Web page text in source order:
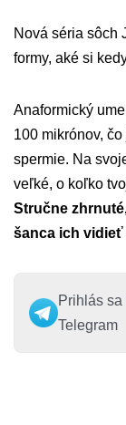
Nová séria sôch
formy, aké si
Anaformický
100 mikrónov,
spermie. Na
veľké, o koľko
Stručne
šanca ich
Prihlás
Telegram